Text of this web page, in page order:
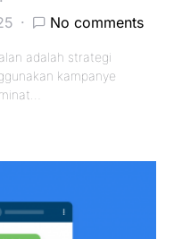
No comments
adalah strategi
kampanye